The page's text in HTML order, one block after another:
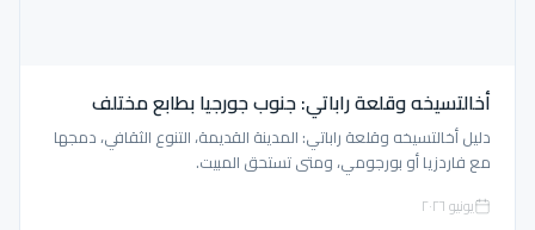
أخالتسيخه وقلعة راباتي: جنوب جورجيا بطابع مختلف
دليل أخالتسيخه وقلعة راباتي: المدينة القديمة، التنوع الثقافي، دمجها
مع فاردزيا أو بورجومي، ومتى تستحق المبيت.
يونيو ٢٠٢٦